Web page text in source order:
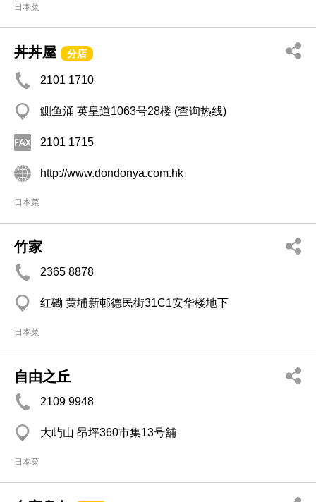
日本菜
丼丼屋 分店
2101 1710
鰂鱼涌 英皇道1063号28楼 (查询热线)
2101 1715
http://www.dondonya.com.hk
日本菜
竹家
2365 8878
红磡 黄埔新邨德民街31C1安华楼地下
日本菜
自由之丘
2109 9948
大屿山 昂坪360市集13号舖
日本菜